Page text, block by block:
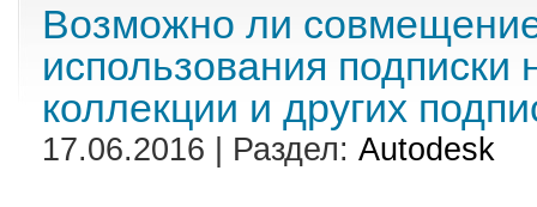
Возможно ли
использования подписки
коллекции и других
17.06.2016 | Раздел: Autodesk